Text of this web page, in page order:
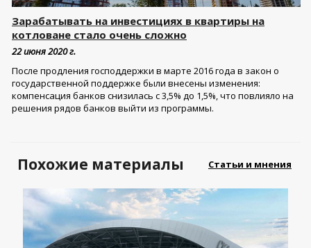
Зарабатывать на инвестициях в квартиры на
котловане стало очень сложно
22 июня 2020 г.
После продления господдержки в марте 2016 года в закон о
государственной поддержке были внесены изменения:
компенсация банков снизилась с 3,5% до 1,5%, что повлияло на
решения рядов банков выйти из программы.
Статьи и мнения
Похожие материалы